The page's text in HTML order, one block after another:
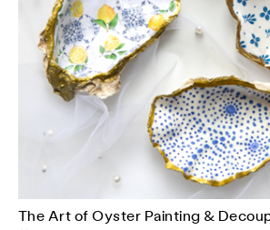
The Art of Oyster Painting &